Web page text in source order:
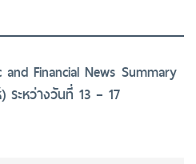
and Financial News Summary
ระหว่างวันที่ 13 – 17